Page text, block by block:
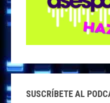
SUSCRÍBETE AL